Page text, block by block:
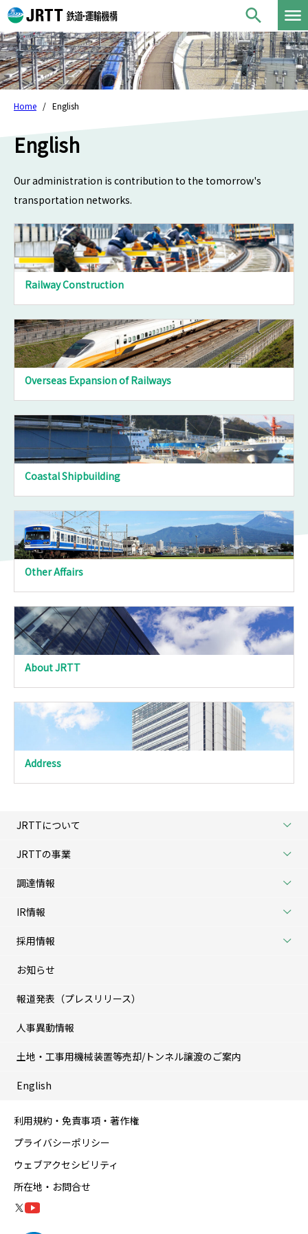
Home English
English
Our administration is contribution to the tomorrow's
transportation networks.
Railway Construction
Overseas Expansion of Railways
Coastal Shipbuilding
Other Affairs
About JRTT
Address
JRTTについて
JRTTの事業
調達情報
IR情報
採用情報
お知らせ
報道発表（プレスリリース）
人事異動情報
土地・工事用機械装置等売却/トンネル譲渡のご案内
English
利用規約・免責事項・著作権
プライバシーポリシー
ウェブアクセシビリティ
所在地・お問合せ